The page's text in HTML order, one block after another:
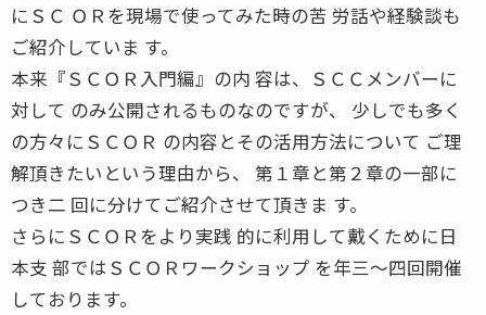
にＳＣ ＯＲを現場で使ってみた時の苦 労話や経験談も
ご紹介していま す。
本来『ＳＣＯＲ入門編』の内 容は、ＳＣＣメンバーに
対して のみ公開されるものなのですが、 少しでも多く
の方々にＳＣＯＲ の内容とその活用方法について ご理
解頂きたいという理由から、 第１章と第２章の一部に
つき二 回に分けてご紹介させて頂きま す。
さらにＳＣＯＲをより実践 的に利用して戴くために日
本支 部ではＳＣＯＲワークショップ を年三〜四回開催
しております。